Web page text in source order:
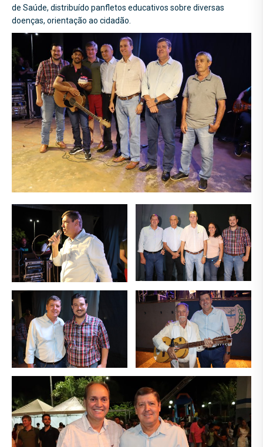
de Saúde, distribuído panfletos educativos sobre diversas
doenças, orientação ao cidadão.